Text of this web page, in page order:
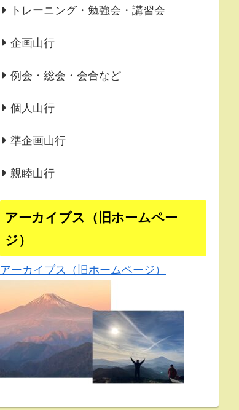
トレーニング・勉強会・講習会
企画山行
例会・総会・会合など
個人山行
準企画山行
親睦山行
アーカイブス（旧ホームペー
ジ）
アーカイブス（旧ホームページ）